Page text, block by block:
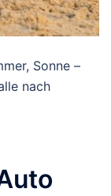
Sonne –
nach